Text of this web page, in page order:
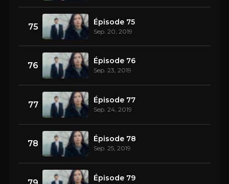
75 Épisode 75
Sep. 20, 2019
76 Épisode 76
Sep. 23, 2019
77 Épisode 77
Sep. 24, 2019
78 Épisode 78
Sep. 25, 2019
Épisode 79